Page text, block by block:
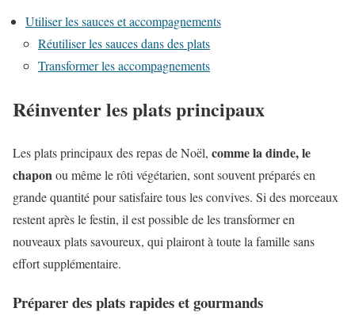
Utiliser les sauces et accompagnements
Réutiliser les sauces dans des plats
Transformer les accompagnements
Réinventer les plats principaux
Les plats principaux des repas de Noël, comme la dinde, le
chaponou même le rôti végétarien, sont souvent préparés en
grande quantité pour satisfaire tous les convives. Si des morceaux
restent après le festin, il est possible de les transformer en
nouveaux plats savoureux, qui plairont à toute la famille sans
effort supplémentaire.
Préparer des plats rapides et gourmands